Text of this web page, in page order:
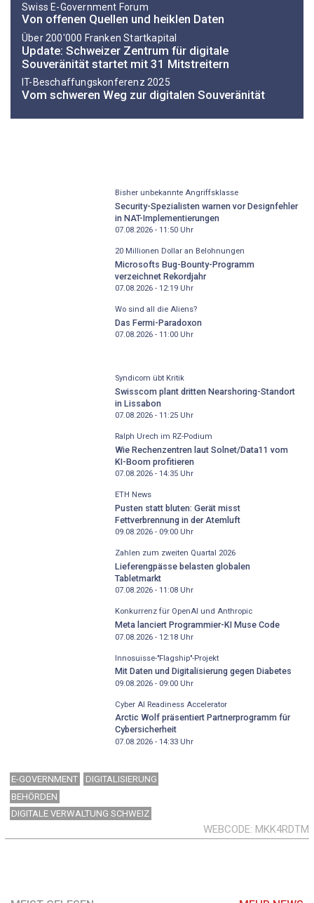
Swiss E-Government Forum
Von offenen Quellen und heiklen Daten
Über 200'000 Franken Startkapital
Update: Schweizer Zentrum für digitale
Souveränität startet mit 31 Mitstreitern
IT-Beschaffungskonferenz 2025
Vom schweren Weg zur digitalen Souveränität
Bisher unbekannte Angriffsklasse
Security-Spezialisten warnen vor Designfehler
in NAT-Implementierungen
07.08.2026 - 11:50Uhr
20 Millionen Dollar an Belohnungen
Microsofts Bug-Bounty-Programm
verzeichnet Rekordjahr
07.08.2026 - 12:19Uhr
Wo sind all die Aliens?
Das Fermi-Paradoxon
07.08.2026 - 11:00Uhr
Syndicom übt Kritik
Swisscom plant dritten Nearshoring-Standort
in Lissabon
07.08.2026 - 11:25Uhr
Ralph Urech im RZ-Podium
Wie Rechenzentren laut Solnet/Data11 vom
KI-Boom profitieren
07.08.2026 - 14:35Uhr
ETH News
Pusten statt bluten: Gerät misst
Fettverbrennung in der Atemluft
09.08.2026 - 09:00Uhr
Zahlen zum zweiten Quartal 2026
Lieferengpässe belasten globalen
Tabletmarkt
07.08.2026 - 11:08Uhr
Konkurrenz für OpenAI und Anthropic
Meta lanciert Programmier-KI Muse Code
07.08.2026 - 12:18Uhr
Innosuisse-"Flagship"-Projekt
Mit Daten und Digitalisierung gegen Diabetes
09.08.2026 - 09:00Uhr
Cyber AI Readiness Accelerator
Arctic Wolf präsentiert Partnerprogramm für
Cybersicherheit
07.08.2026 - 14:33Uhr
E-GOVERNMENT
DIGITALISIERUNG
BEHÖRDEN
DIGITALE VERWALTUNG SCHWEIZ
WEBCODE MKK4RDTM